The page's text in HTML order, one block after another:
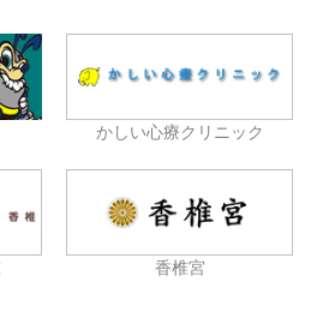
かしい心療クリニック
香椎宮